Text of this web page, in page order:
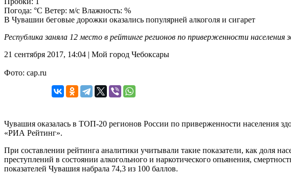
Погода: °C Ветер: м/с Влажность: %
В Чувашии беговые дорожки оказались популярней алкоголя и сигарет
Республика заняла 12 место в рейтинге регионов по приверженности населения
21 сентября 2017, 14:04 | Мой город Чебоксары
Фото: cap.ru
Чувашия оказалась в ТОП-20 регионов России по приверженности населения
«РИА Рейтинг».
При составлении рейтинга аналитики учитывали такие показатели, как доля
преступлений в состоянии алкогольного и наркотического опьянения,
показателей Чувашия набрала 74,3 из 100 баллов.